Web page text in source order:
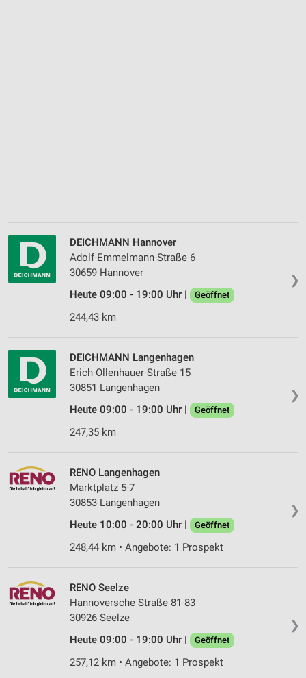
❯
DEICHMANN Hannover
Adolf-Emmelmann-Straße 6
30659 Hannover
Heute 09:00 - 19:00 Uhr |
Geöffnet
244,43 km
❯
DEICHMANN Langenhagen
Erich-Ollenhauer-Straße 15
30851 Langenhagen
Heute 09:00 - 19:00 Uhr |
Geöffnet
247,35 km
❯
RENO Langenhagen
Marktplatz 5-7
30853 Langenhagen
Heute 10:00 - 20:00 Uhr |
Geöffnet
248,44 km • Angebote: 1 Prospekt
❯
RENO Seelze
Hannoversche Straße 81-83
30926 Seelze
Heute 09:00 - 19:00 Uhr |
Geöffnet
257,12 km • Angebote: 1 Prospekt